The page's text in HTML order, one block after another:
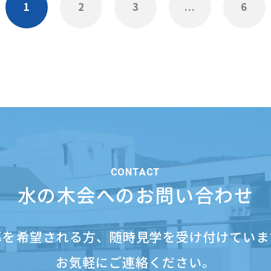
1 2 3 ... 6
CONTACT
水の木会へのお問い合わせ
希望される方、 随時見学を受け付けてい
お気軽にご連絡ください。